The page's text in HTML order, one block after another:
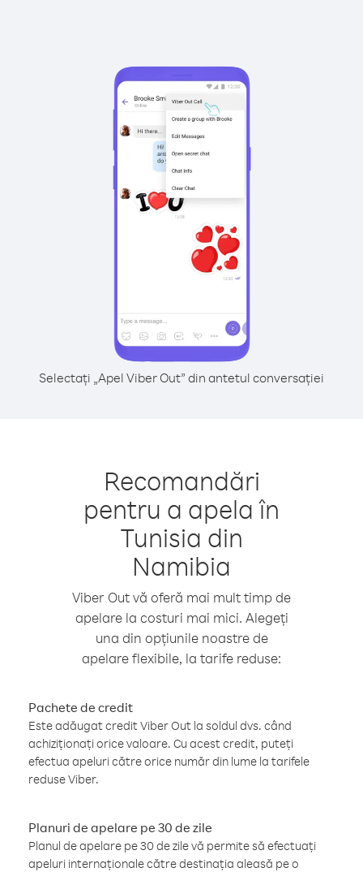
Selectați „Apel Viber Out” din antetul conversației
Recomandări
pentru a apela în
Tunisia din
Namibia
Viber Out vă oferă mai mult timp de
apelare la costuri mai mici. Alegeți
una din opțiunile noastre de
apelare flexibile, la tarife reduse:
Pachete de credit
Este adăugat credit Viber Out la soldul dvs. când
achiziționați orice valoare. Cu acest credit, puteți
efectua apeluri către orice număr din lume la tarifele
reduse Viber.
Planuri de apelare pe 30 de zile
Planul de apelare pe 30 de zile vă permite să efectuați
apeluri internaționale către destinația aleasă pe o